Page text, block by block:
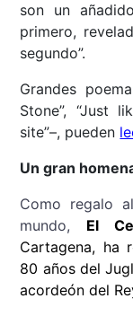
son un
primero,
segundo”.
Grandes
Stone”, “Just
site”–, pueden
Un gran
Como regalo
mundo, El
Cartagena, ha
80 años del
acordeón del